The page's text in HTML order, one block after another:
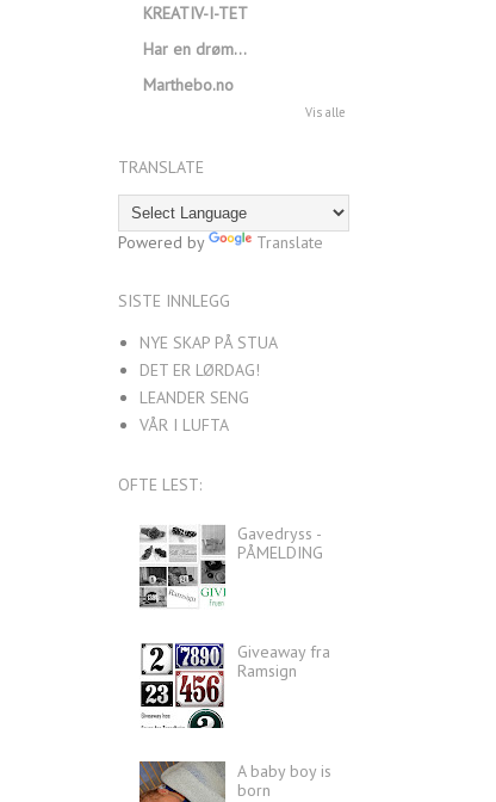
KREATIV-I-TET
Har en drøm…
Marthebo.no
Vis alle
TRANSLATE
Powered by Translate
SISTE INNLEGG
NYE SKAP PÅ STUA
DET ER LØRDAG!
LEANDER SENG
VÅR I LUFTA
OFTE LEST:
Gavedryss -
PÅMELDING
Giveaway fra
Ramsign
A baby boy is
born